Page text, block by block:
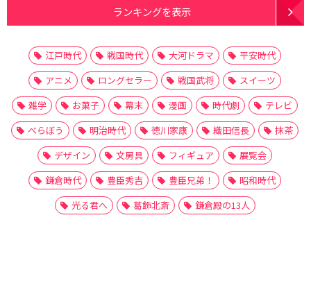
ランキングを表示
江戸時代 戦国時代 大河ドラマ
平安時代
アニメ
ロングセラー 戦国武将
スイーツ
雑学
お菓子 幕末 漫画 時代劇
テレビ
べらぼう
明治時代 徳川家康 織田信長
抹茶
デザイン
文房具 フィギュア
展覧会
鎌倉時代
豊臣秀吉 豊臣兄弟！
昭和時代
光る君へ
葛飾北斎 鎌倉殿の13人